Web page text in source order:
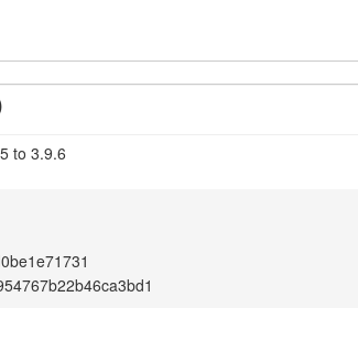
to 3.9.6